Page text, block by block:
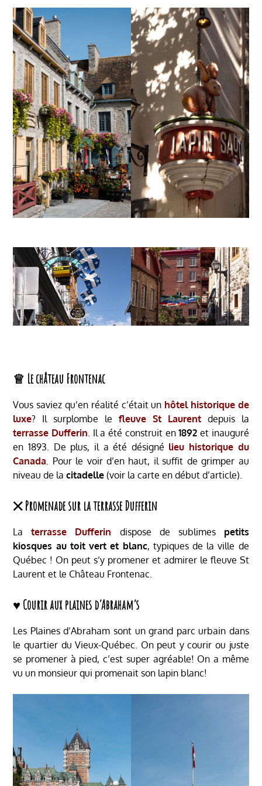
♕ Le château Frontenac
Vous saviez qu’en réalité c’était un hôtel historique de
luxe? Il surplombe le fleuve St Laurentdepuis la
terrasse Dufferin . Il a été construit en1892 et inauguré
en 1893. De plus, il a été désigné lieu historique du
Canada . Pour le voir d’en haut, il suffit de grimper au
niveau de lacitadelle (voir la carte en début d’article).
྾ Promenade sur la terrasse Dufferin
Laterrasse Dufferin dispose de sublimes petits
kiosques au toit vert et blanc, typiques de la ville de
Québec ! On peut s’y promener et admirer le fleuve St
Laurent et le Château Frontenac.
♥ Courir aux plaines d’Abraham’s
Les Plaines d’Abraham sont un grand parc urbain dans
le quartier du Vieux-Québec. On peut y courir ou juste
se promener à pied, c’est super agréable! On a même
vu un monsieur qui promenait son lapin blanc!